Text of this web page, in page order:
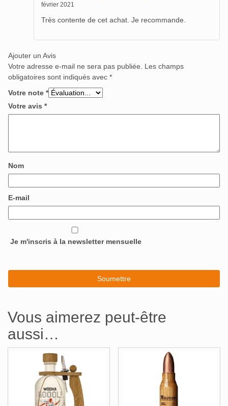
février 2021
Très contente de cet achat. Je recommande.
Ajouter un Avis
Votre adresse e-mail ne sera pas publiée.
Les champs
obligatoires sont indiqués avec *
Votre note *
Votre avis *
Nom
E-mail
Je m'inscris à la newsletter mensuelle
Vous aimerez peut-être
aussi…